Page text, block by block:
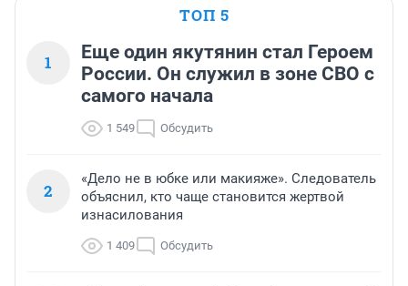
ТОП 5
1
Еще один якутянин стал Героем
России. Он служил в зоне СВО с
самого начала
1 549 Обсудить
2
«Дело не в юбке или макияже». Следователь
объяснил, кто чаще становится жертвой
изнасилования
1 409 Обсудить